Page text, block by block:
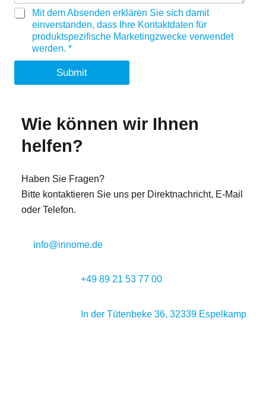
Mit dem Absenden erklären Sie sich damit
einverstanden, dass Ihre Kontaktdaten für
produktspezifische Marketingzwecke verwendet
werden. *
Submit
Wie können wir Ihnen
helfen?
Haben Sie Fragen?
Bitte kontaktieren Sie uns per Direktnachricht, E-Mail
oder Telefon.
info@innome.de
+49 89 21 53 77 00
In der Tütenbeke 36, 32339 Espelkamp